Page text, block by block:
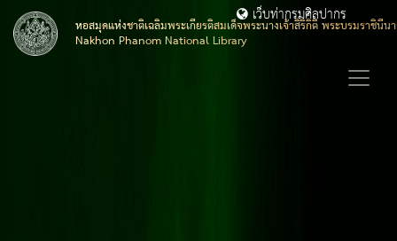
หอสมุดแห่งชาติเฉลิมพระเกียรติสมเด็จพระนางเจ้าสิริกิติ์ พระบรมราชินี
Nakhon Phanom National Library
เว็บท่ากรมศิลปากร